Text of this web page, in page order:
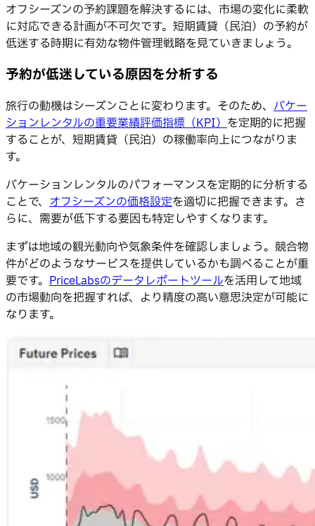
オフシーズンの予約課題を解決するには、市場の変化に柔軟
に対応できる計画が不可欠です。短期賃貸（民泊）の予約が
低迷する時期に有効な物件管理戦略を見ていきましょう。
予約が低迷している原因を分析する
旅行の動機はシーズンごとに変わります。そのため、 バケー
ションレンタルの重要業績評価指標（KPI）を定期的に把握
することが、短期賃貸（民泊）の稼働率向上につながりま
す。
バケーションレンタルのパフォーマンスを定期的に分析する
ことで、 オフシーズンの価格設定を適切に把握できます。さ
らに、需要が低下する要因も特定しやすくなります。
まずは地域の観光動向や気象条件を確認しましょう。競合物
件がどのようなサービスを提供しているかも調べることが重
要です。 PriceLabsのデータレポートツールを活用して地域
の市場動向を把握すれば、より精度の高い意思決定が可能に
なります。